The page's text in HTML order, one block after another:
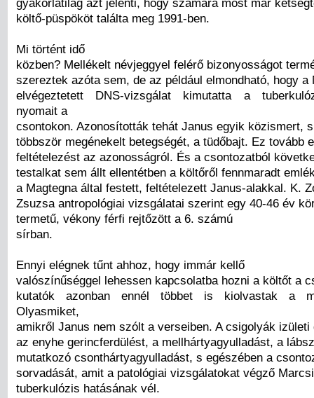
gyakorlatilag azt jelenti, hogy számára most már
költő-püspököt találta meg 1991-ben.
Mi történt idő
közben? Mellékelt névjeggyel felérő bizonyosságot
szereztek azóta sem, de az például elmondható, hogy a
elvégeztetett DNS-vizsgálat kimutatta a
nyomait a
csontokon. Azonosították tehát Janus egyik közismert,
többször megénekelt betegségét, a tüdőbajt. Ez tovább
feltételezést az azonosságról. És a csontozatból
testalkat sem állt ellentétben a költőről fennmaradt
a Magtegna által festett, feltételezett Janus-alakkal. K.
Zsuzsa antropológiai vizsgálatai szerint egy 40-46 év
termetű, vékony férfi rejtőzött a 6. számú
sírban.
Ennyi elégnek tűnt ahhoz, hogy immár kellő
valószínűséggel lehessen kapcsolatba hozni a költőt a
kutatók azonban ennél többet is kiolvastak a
Olyasmiket,
amikről Janus nem szólt a verseiben. A csigolyák izületi
az enyhe gerincferdülést, a mellhártyagyulladást, a
mutatkozó csonthártyagyulladást, s egészében a
sorvadását, amit a patológiai vizsgálatokat végző
tuberkulózis hatásának vél.